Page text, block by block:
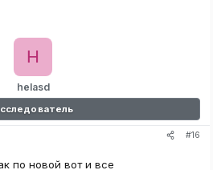
helasd
H
#16
по новой вот и все